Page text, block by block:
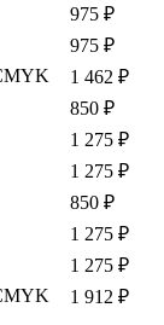
975 ₽
975 ₽
1 462 ₽
850 ₽
1 275 ₽
1 275 ₽
850 ₽
1 275 ₽
1 275 ₽
1 912 ₽